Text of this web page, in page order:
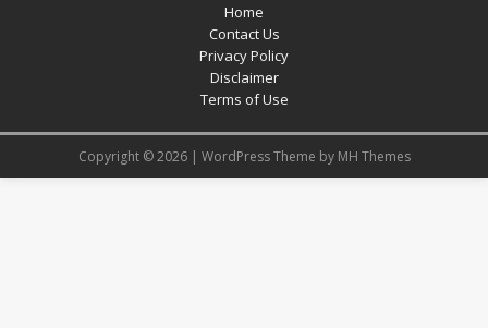
Home
Contact Us
Privacy Policy
Disclaimer
Terms of Use
Copyright © 2026 | WordPress Theme by MH Themes